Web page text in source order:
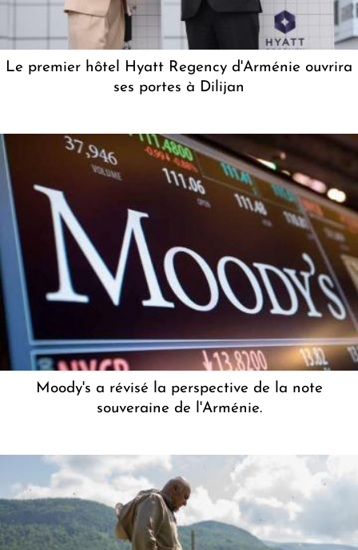
Le premier hôtel Hyatt Regency d'Arménie ouvrira
ses portes à Dilijan
Moody's a révisé la perspective de la note
souveraine de l'Arménie.